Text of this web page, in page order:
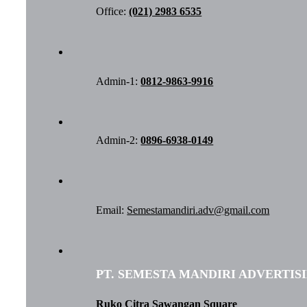
Office:(021) 2983 6535
Admin-1:0812-9863-9916
Admin-2:0896-6938-0149
Email: Semestamandiri.adv@gmail.com
PT. SEMESTA MANDIRI
Ruko Citra Sawangan Square